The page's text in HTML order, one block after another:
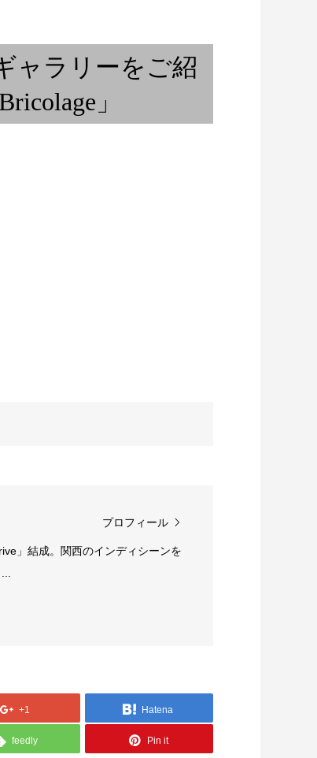
協奏曲 離騒 孤高の詩人...
ャラリーをご紹
」
プロフィール
」結成。関西のインディシーンを
+1 Hatena
feedly Pin it